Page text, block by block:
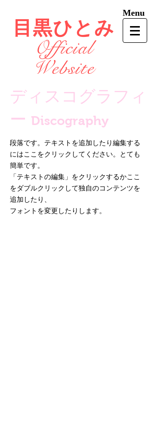
Menu
目黒ひとみ
Official
Website
ディスコグラフィ
ー Discography
段落です。テキストを追加したり編集する
にはここをクリックしてください。とても
簡単です。
「テキストの編集」をクリックするかここ
をダブルクリックして独自のコンテンツを
追加したり、
フォント を変更したりします。